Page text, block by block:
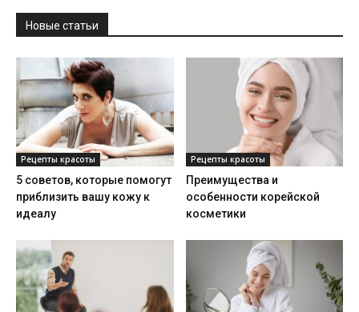
Новые статьи
Рецепты красоты
5 советов, которые помогут
приблизить вашу кожу к
идеалу
Рецепты красоты
Преимущества и
особенности корейской
косметики